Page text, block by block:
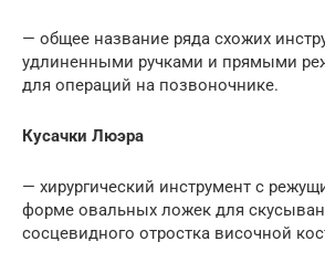
— общее название ряда схожих
удлиненными ручками и прямыми
для операций на позвоночнике.
Кусачки Люэра
— хирургический инструмент с
форме овальных ложек для
сосцевидного отростка височной